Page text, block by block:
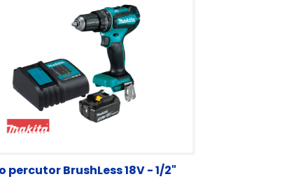
percutor BrushLess 18V - 1/2"